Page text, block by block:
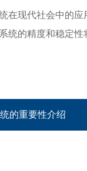
在现代社会中的
统的精度和稳定
的重要性介绍